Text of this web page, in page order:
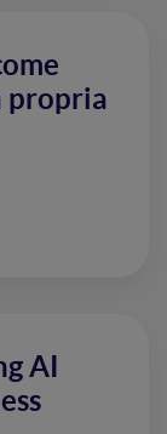
propria
AI